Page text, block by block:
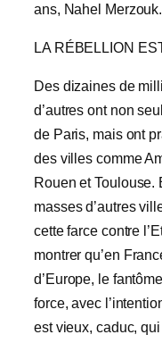
ans, Nahel Merzouk.
LA RÉBELLION
Des dizaines de
d’autres ont non
de Paris, mais ont
des villes comme
Rouen et Toulouse.
masses d’autres
cette farce contre
montrer qu’en
d’Europe, le
force, avec
est vieux, caduc,